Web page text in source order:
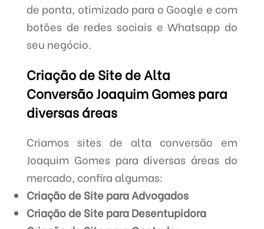
de ponta, otimizado para o Google e com
botões de redes sociais e Whatsapp do
seu negócio.
Criação de Site de Alta
Conversão Joaquim Gomes para
diversas áreas
Criamos sites de alta conversão em
Joaquim Gomes para diversas áreas do
mercado, confira algumas:
Criação de Site para Advogados
Criação de Site para Desentupidora